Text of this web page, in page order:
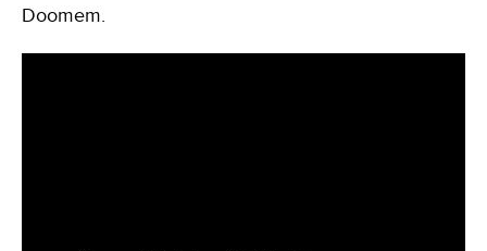
Doomem.